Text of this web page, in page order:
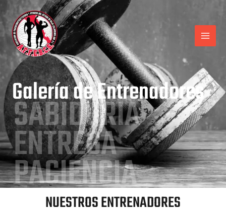
Galería de Entrenadores
SABIDURIA
ENTREGA
PACIENCIA
NUESTROS ENTRENADORES